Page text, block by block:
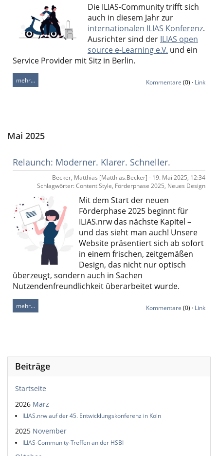
Die ILIAS-Community trifft sich
auch in diesem Jahr zur
internationalen ILIAS Konferenz.
Ausrichter sind der ILIAS open
source e-Learning e.V. und ein
Service Provider mit Sitz in Berlin.
mehr… Kommentare (0) · Link
Mai 2025
Relaunch: Moderner. Klarer. Schneller.
Becker, Matthias [Matthias.Becker] - 19. Mai 2025, 12:34
Schlagwörter: Content Style, Förderphase 2025, Neues Design
Mit dem Start der neuen
Förderphase 2025 beginnt für
ILIAS.nrwdas nächste Kapitel –
und das sieht man auch! Unsere
Website präsentiert sich ab sofort
in einem frischen, zeitgemäßen
Design, das nicht nur optisch
überzeugt, sondern auch in Sachen
Nutzendenfreundlichkeit überarbeitet wurde.
mehr… Kommentare (0) · Link
Beiträge
Startseite
2026 März
ILIAS.nrw auf der 45. Entwicklungskonferenz in Köln
2025 November
ILIAS-Community-Treffen an der HSBI